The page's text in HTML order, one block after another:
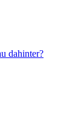
dahinter?